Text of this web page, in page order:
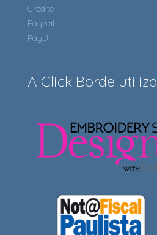
Crédito
Paypal
PayU
A Click Borde utiliza